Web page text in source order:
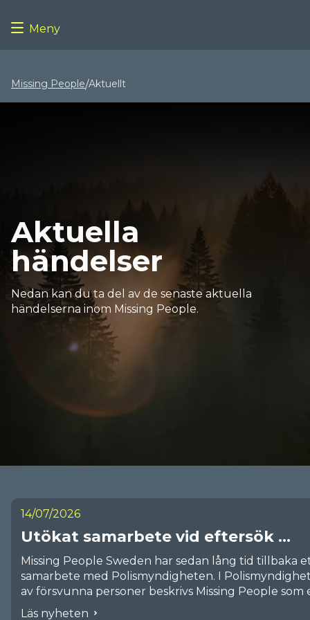
Meny
Missing People/Aktuellt
Aktuella
händelser
Nedan kan du ta del av de senaste aktuella
händelserna inom Missing People.
14/07/2026
Utökat samarbete vid eftersök ...
Missing People Sweden har sedan lång tid tillbaka
samarbete med Polismyndigheten. I
av försvunna personer beskrivs Missing People
kan bidra redan i det inledande skedet av ett
Läs nyheten